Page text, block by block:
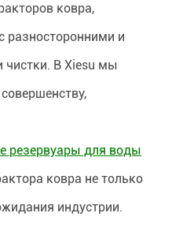
ковра,
разносторонними и
В Xiesu мы
резервуары для воды
ковра не только
индустрии.